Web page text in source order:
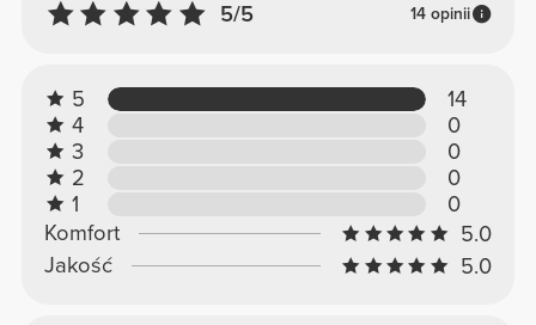
5/5 14 opinii
5
14
4
0
3
0
2
0
1
0
Komfort
5.0
Jakość
5.0